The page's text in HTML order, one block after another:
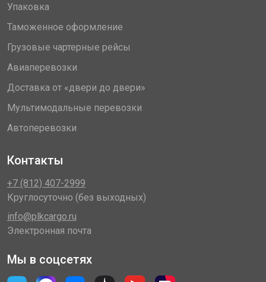
Упаковка
Таможенное оформление
Грузовые чартерные рейсы
Авиаперевозки
Доставка от «двери до двери»
Мультимодальные перевозки
Автоперевозки
Контакты
+7 (812) 407-2999
Круглосуточно (без выходных)
info@plkcargo.ru
Электронная почта
Мы в соцсетях